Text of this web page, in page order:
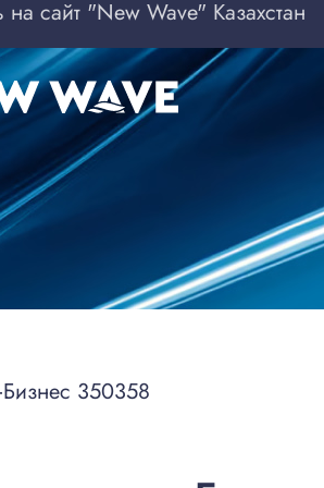
сайт "New Wave" Казахстан
350358